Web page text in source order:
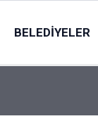
BELEDIYELER